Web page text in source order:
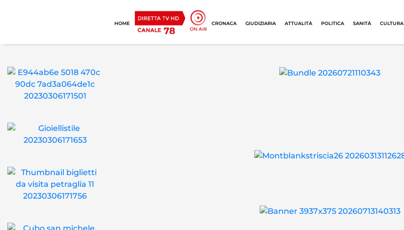
HOME CRONACA GIUDIZIARIA ATTUALITÀ POLITICA SANITÀ CULTURA